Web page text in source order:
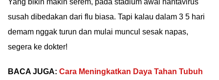
Yang bikin makin serem, pada stadium awal hantavirus
susah dibedakan dari flu biasa. Tapi kalau dalam 3 5 hari
demam nggak turun dan mulai muncul sesak napas,
segera ke dokter!
BACA JUGA: Cara Meningkatkan Daya Tahan Tubuh